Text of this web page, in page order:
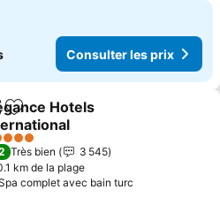
Consulter les prix
Ajouter à mes favoris
Hotels
Très bien
3 545
km de la plage
complet avec bain turc